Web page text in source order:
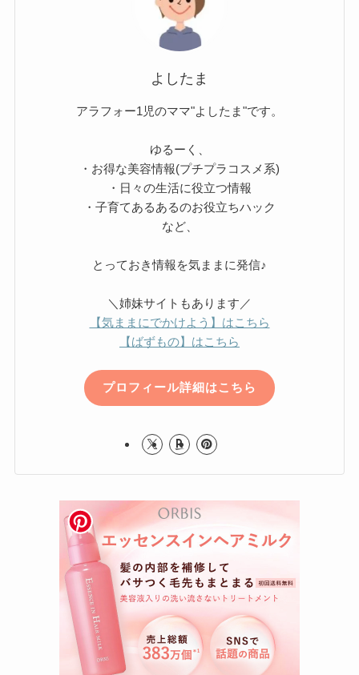
よしたま
アラフォー1児のママ"よしたま"です。
ゆるーく、
・お得な美容情報(プチプラコスメ系)
・日々の生活に役立つ情報
・子育てあるあるのお役立ちハック
など、
とっておき情報を気ままに発信♪
＼姉妹サイトもあります／
【気ままにでかけよう】はこちら
【ばずもの】はこちら
プロフィール詳細はこちら